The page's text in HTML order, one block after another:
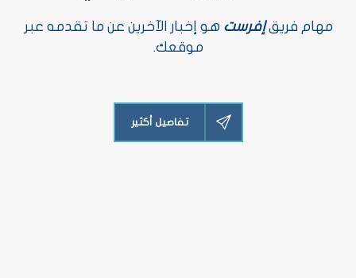
مهام فريقإفرست هو إخبار الآخرين عن ما تقدمه عبر
موقعك.
تفاصيل أكثير